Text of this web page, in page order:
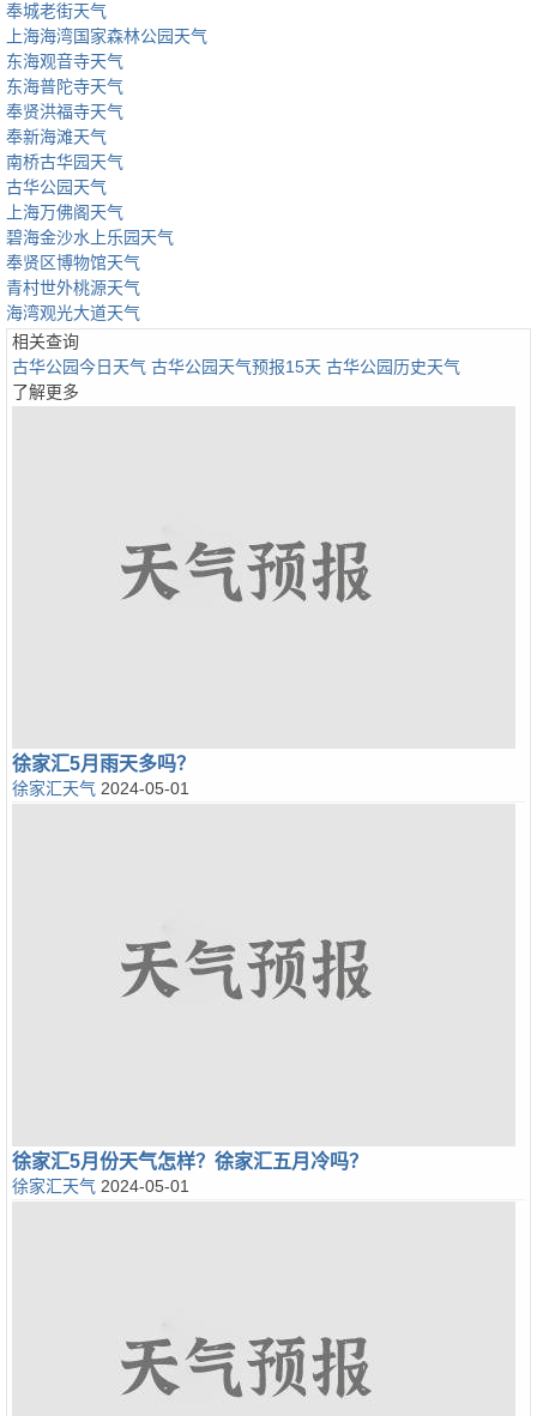
奉城老街天气
上海海湾国家森林公园天气
东海观音寺天气
东海普陀寺天气
奉贤洪福寺天气
奉新海滩天气
南桥古华园天气
古华公园天气
上海万佛阁天气
碧海金沙水上乐园天气
奉贤区博物馆天气
青村世外桃源天气
海湾观光大道天气
相关查询
古华公园今日天气 古华公园天气预报15天 古华公园历史天气
了解更多
徐家汇5月雨天多吗？
徐家汇天气 2024-05-01
徐家汇5月份天气怎样？徐家汇五月冷吗？
徐家汇天气 2024-05-01